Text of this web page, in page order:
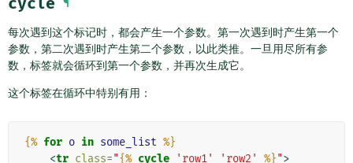
每次遇到这个标记时，都会产生一个参数。第一次遇到时产生第一个
参数，第二次遇到时产生第二个参数，以此类推。一旦用尽所有参
数，标签就会循环到第一个参数，并再次生成它。
这个标签在循环中特别有用：
{% for o in some_list %}
<tr class="{% cycle 'row1' 'row2' %}">